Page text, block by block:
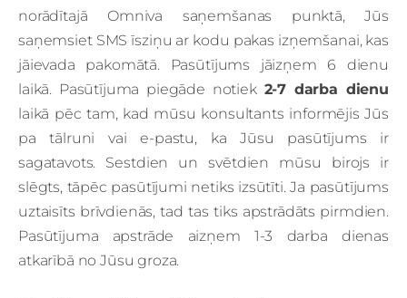
norādītajā Omniva saņemšanas punktā, Jūs
saņemsiet SMS īsziņu ar kodu pakas izņemšanai, kas
jāievada pakomātā. Pasūtījums jāizņem 6 dienu
laikā. Pasūtījuma piegāde notiek 2-7 darba dienu
laikā pēc tam, kad mūsu konsultants informējis Jūs
pa tālruni vai e-pastu, ka Jūsu pasūtījums ir
sagatavots. Sestdien un svētdien mūsu birojs ir
slēgts, tāpēc pasūtījumi netiks izsūtīti. Ja pasūtījums
uztaisīts brīvdienās, tad tas tiks apstrādāts pirmdien.
Pasūtījuma apstrāde aizņem 1-3 darba dienas
atkarībā no Jūsu groza.